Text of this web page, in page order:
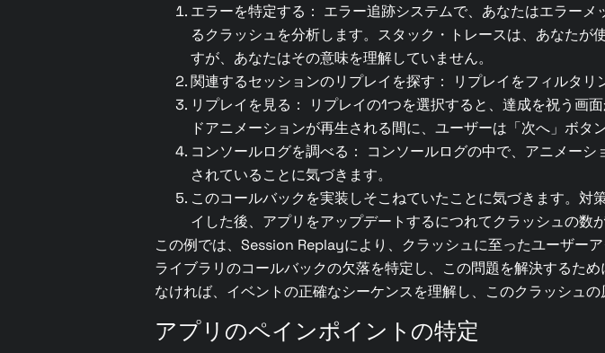
エラーを特定する： エラー追跡システムで、あなたはエラー
るクラッシュを分析します。スタック・トレースは、あなた
すが、あなたはその意味を理解していません。
関連するセッションのリプレイを探す： リプレイをフィルタ
リプレイを見る： リプレイの1つを選択すると、達成を祝う画
ドアニメーションが再生される間に、ユーザーは「次へ」ボタ
コンソールログを調べる： コンソールログの中で、アニメー
されていることに気づきます。
このコールバックを実装しそこねていたことに気づきます。
イした後、アプリをアップデートするにつれてクラッシュの数
この例では、Session Replayにより、クラッシュに至ったユーザー
ライブラリのコールバックの欠落を特定し、この問題を解決するた
なければ、イベントの正確なシーケンスを理解し、このクラッシュ
アプリのペインポイントの特定